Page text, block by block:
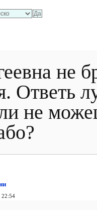
не
Ответь
не
22:54